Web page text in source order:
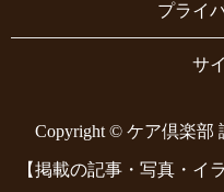
プライ
サ
Copyright © ケア倶楽部
【掲載の記事・写真・イ